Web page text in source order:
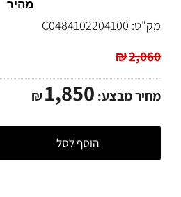
משלוח
מהיר
C0484102204100
₪
מבצע: ₪1,850